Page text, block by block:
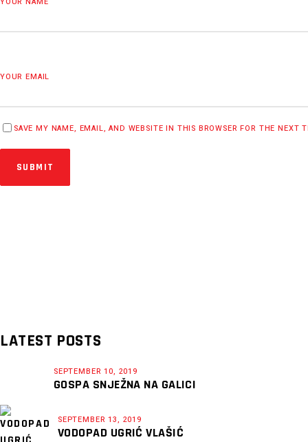
YOUR EMAIL
SAVE MY NAME, EMAIL, AND WEBSITE IN THIS BROWSER FOR THE NEXT
SUBMIT
LATEST POSTS
SEPTEMBER 10, 2019
GOSPA SNJEŽNA NA GALICI
SEPTEMBER 13, 2019
VODOPAD UGRIĆ VLAŠIĆ